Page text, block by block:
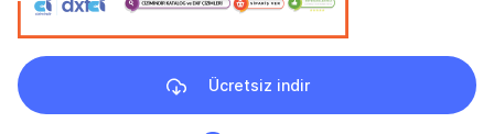
Ücretsiz indir